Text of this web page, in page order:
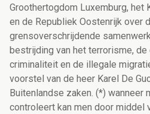
Groothertogdom Luxemburg, het
en de Republiek Oostenrijk over
grensoverschrijdende
bestrijding van het terrorisme,
criminaliteit en de illegale
voorstel van de heer Karel De
Buitenlandse zaken. (*) wanneer
controleert kan men door middel